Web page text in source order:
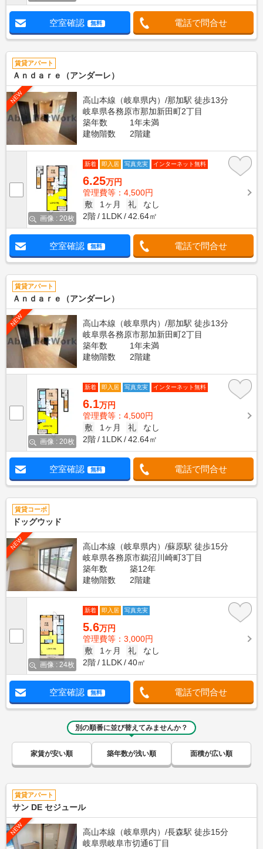
空室確認 無料 電話で問合せ
賃貸アパート
Ａｎｄａｒｅ（アンダーレ）
NEW
高山本線（岐阜県内）/那加駅 徒歩13分
岐阜県各務原市那加新田町2丁目
築年数
1年未満
建物階数
2階建
画像 : 20枚
新着 即入居 写真充実 インターネット無料
6.25万円
管理費等：4,500円
敷
1ヶ月 礼
なし
2階
1LDK 42.64㎡
空室確認 無料 電話で問合せ
賃貸アパート
Ａｎｄａｒｅ（アンダーレ）
NEW
高山本線（岐阜県内）/那加駅 徒歩13分
岐阜県各務原市那加新田町2丁目
築年数
1年未満
建物階数
2階建
画像 : 20枚
新着 即入居 写真充実 インターネット無料
6.1万円
管理費等：4,500円
敷
1ヶ月 礼
なし
2階
1LDK 42.64㎡
空室確認 無料 電話で問合せ
賃貸コーポ
ドッグウッド
NEW
高山本線（岐阜県内）/蘇原駅 徒歩15分
岐阜県各務原市鵜沼川崎町3丁目
築年数
築12年
建物階数
2階建
画像 : 24枚
新着 即入居 写真充実
5.6万円
管理費等：3,000円
敷
1ヶ月 礼
なし
2階
1LDK 40㎡
空室確認 無料 電話で問合せ
別の順番に並び替えてみませんか？
家賃が安い順 築年数が浅い順 面積が広い順
賃貸アパート
サン DE セジュール
NEW
高山本線（岐阜県内）/長森駅 徒歩15分
岐阜県岐阜市切通6丁目